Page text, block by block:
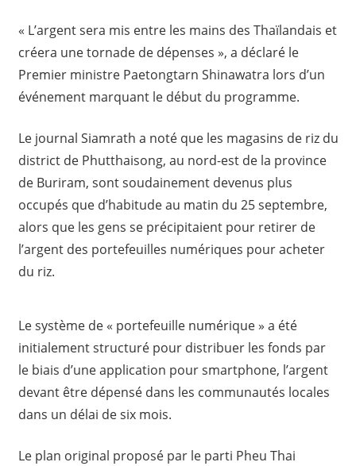
« L’argent sera mis entre les mains des Thaïlandais et
créera une tornade de dépenses », a déclaré le
Premier ministre Paetongtarn Shinawatra lors d’un
événement marquant le début du programme.
Le journal Siamrath a noté que les magasins de riz du
district de Phutthaisong, au nord-est de la province
de Buriram, sont soudainement devenus plus
occupés que d’habitude au matin du 25 septembre,
alors que les gens se précipitaient pour retirer de
l’argent des portefeuilles numériques pour acheter
du riz.
Le système de « portefeuille numérique » a été
initialement structuré pour distribuer les fonds par
le biais d’une application pour smartphone, l’argent
devant être dépensé dans les communautés locales
dans un délai de six mois.
Le plan original proposé par le parti Pheu Thai